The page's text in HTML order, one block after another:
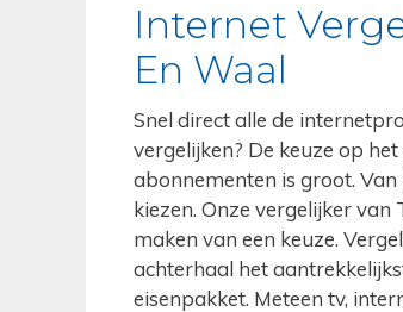
Internet
En Waal
Snel direct alle de
vergelijken? De keuze op
abonnementen is groot.
kiezen. Onze vergelijker
maken van een keuze.
achterhaal het
eisenpakket. Meteen tv,